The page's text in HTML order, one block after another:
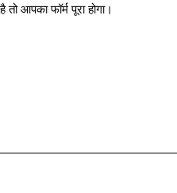
आपका फॉर्म पूरा होगा।